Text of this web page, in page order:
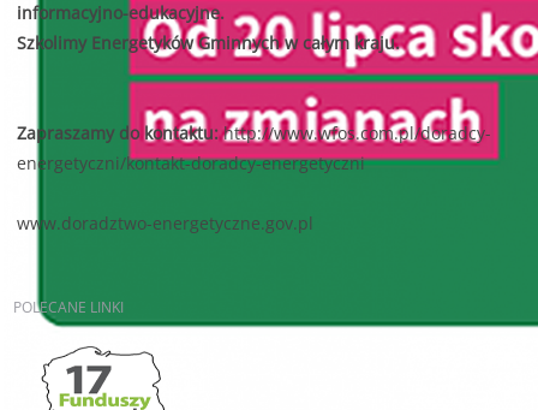
informacyjno-edukacyjne.
Szkolimy Energetyków Gminnych w całym kraju.
Zapraszamy do kontaktu: http://www.wfos.com.pl/doradcy-
energetyczni/kontakt-doradcy-energetyczni
www.doradztwo-energetyczne.gov.pl
POLECANE LINKI